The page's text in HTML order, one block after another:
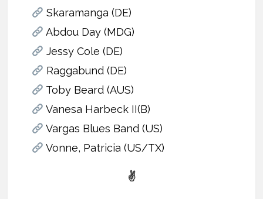
Skaramanga (DE)
Abdou Day (MDG)
Jessy Cole (DE)
Raggabund (DE)
Toby Beard (AUS)
Vanesa Harbeck II(B)
Vargas Blues Band (US)
Vonne, Patricia (US/TX)
✌